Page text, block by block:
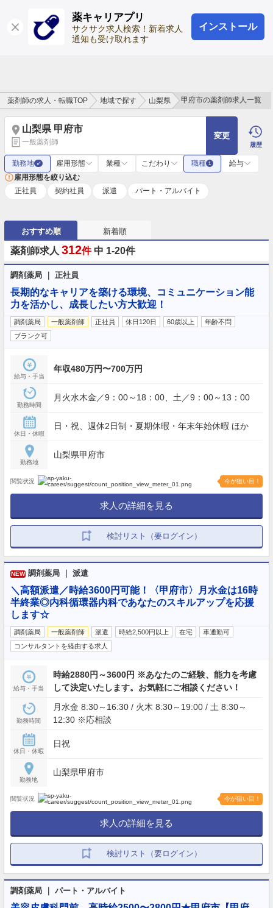
薬キャリアプリ
サクサク求人検索！新着求人
通知も受け取れます
インストール
ログイン 会員登録
薬剤師の求人・転職TOP 地域で探す 山梨県 甲府市の薬剤師求人一覧
山梨県 甲府市
一般薬剤師
変更
履歴
勤務地 ✓ 雇用形態 業種 こだわり 職種 1
給与
雇用形態を絞り込む
正社員
契約社員 派遣 パート・アルバイト
おすすめ順 新着順
薬剤師求人 312件 中 1-20件
調剤薬局 ｜ 正社員
長期的なキャリアを築ける環境、コミュニケーション能
力を活かし、成長したい方大歓迎！
調剤薬局 一般薬剤師 正社員 休日120日 60歳以上
年齢不問
ブランク可
給与・手当
年収480万円〜700万円
勤務時間
月火水木金／9：00～18：00、土／9：00～13：00
休日・休暇
日・祝、週休2日制・夏期休暇・年末年始休暇 ほか
勤務地
山梨県甲府市
閲覧状況 今が狙い目！
求人の詳細を見る
検討リスト（要ログイン）
NEW 調剤薬局 ｜ 派遣
＼高額派遣／時給3600円可能！〈甲府市〉月水金は16時
半終業◎内科循環器内科であなたのスキルアップを応援
します☆
調剤薬局 一般薬剤師 派遣 時給2,500円以上 在宅
車通勤可
コンサルタントを経由する求人
給与・手当
時給2880円～3600円 ※あなたのご経験、能力を考慮
して決定いたします。お気軽にご相談ください！
勤務時間
月水金 8:30～16:30 / 火木 8:30～19:00 / 土 8:30～
12:30 ※応相談
休日・休暇
日祝
勤務地
山梨県甲府市
閲覧状況 今が狙い目！
求人の詳細を見る
検討リスト（要ログイン）
調剤薬局 ｜ パート・アルバイト